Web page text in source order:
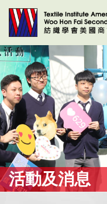
活動及消息